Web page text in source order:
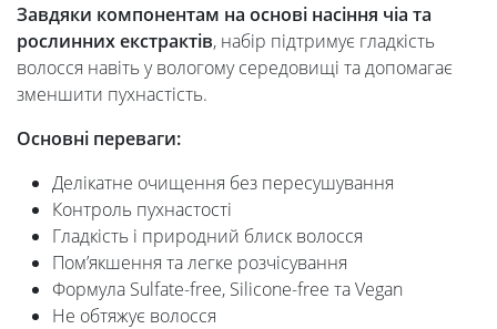
Завдяки компонентам на основі насіння чіа та
рослинних екстрактів, набір підтримує гладкість
волосся навіть у вологому середовищі та допомагає
зменшити пухнастість.
Основні переваги:
Делікатне очищення без пересушування
Контроль пухнастості
Гладкість і природний блиск волосся
Пом’якшення та легке розчісування
Формула Sulfate-free, Silicone-free та Vegan
Не обтяжує волосся